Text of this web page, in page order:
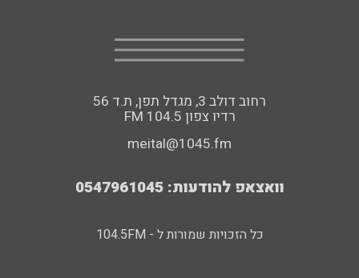
רחוב דולב 3, מגדל תפן, ת.ד 56
FM רדיו צפון 104.5
meital@1045.fm
וואצאפ להודעות: 0547961045
כל הזכויות שמורות ל - 104.5FM